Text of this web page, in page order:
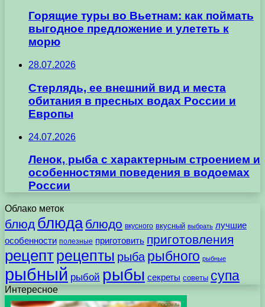
Горящие туры во Вьетнам: как поймать
выгодное предложение и улететь к
морю
28.07.2026
Стерлядь, ее внешний вид и места
обитания в пресных водах России и
Европы
24.07.2026
Ленок, рыба с характерным строением и
особенностями поведения в водоемах
России
Облако меток
блюд блюда блюдо вкусного вкусный выбрать лучшие
особенности полезные приготовить приготовления
рецептрецепты рыба рыбного рыбные
рыбный рыбой рыбы секреты советы супа
Интересное